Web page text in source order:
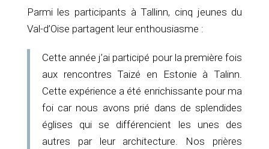
Parmi les participants à Tallinn, cinq jeunes du
Val-d’Oise partagent leur enthousiasme :
Cette année j’ai participé pour la première fois
aux rencontres Taizé en Estonie à Talinn.
Cette expérience a été enrichissante pour ma
foi car nous avons prié dans de splendides
églises qui se différencient les unes des
autres par leur architecture. Nos prières